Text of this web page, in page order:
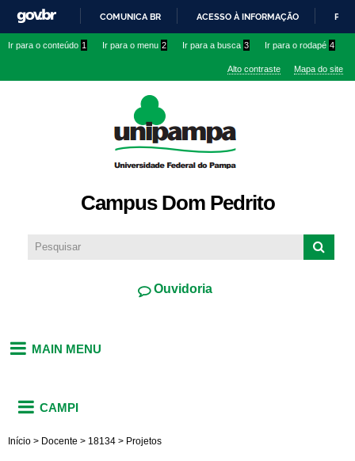
conteúdo
IR
O
COMUNICA BR ACESSO À INFORMAÇÃO
Ir para o conteúdo 1 Ir para o menu 2 Ir para a busca 3 Ir para o rodapé 4
Alto contraste Mapa do site
Campus Dom Pedrito
Ouvidoria
MAIN MENU
CAMPI
Início > Docente > 18134 > Projetos